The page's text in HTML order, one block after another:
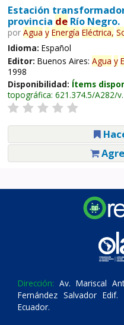
Estación
provincia deRío Negro.
por Agua y Energía Eléctrica,
Idioma: Español
Editor: Buenos Aires: Agua y
1998
Disponibilidad: Ítems
topográfica: 621.374.5/A282/
Dirección: Av. Mariscal
Fernández Salvador
Ecuador.